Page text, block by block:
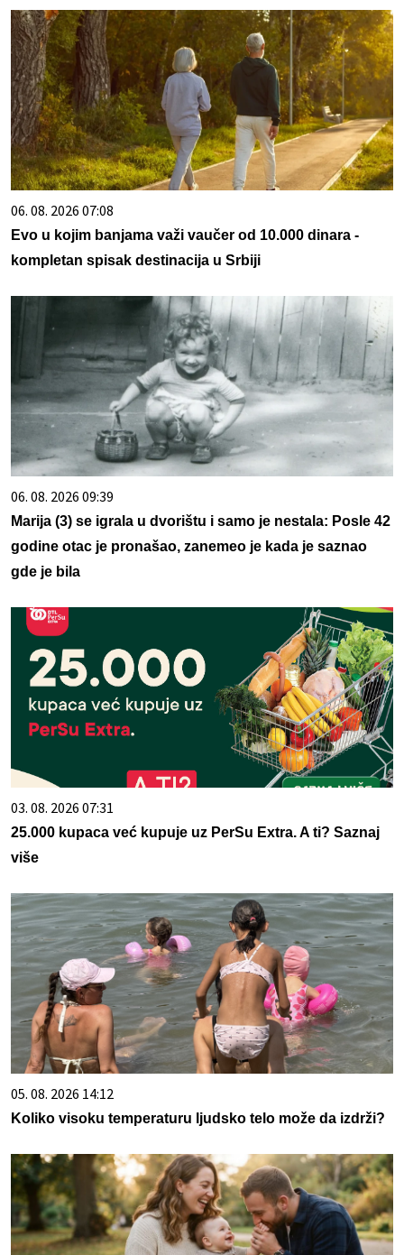
06. 08. 2026 07:08
Evo u kojim banjama važi vaučer od 10.000 dinara -
kompletan spisak destinacija u Srbiji
06. 08. 2026 09:39
Marija (3) se igrala u dvorištu i samo je nestala: Posle 42
godine otac je pronašao, zanemeo je kada je saznao
gde je bila
03. 08. 2026 07:31
25.000 kupaca već kupuje uz PerSu Extra. A ti? Saznaj
više
05. 08. 2026 14:12
Koliko visoku temperaturu ljudsko telo može da izdrži?